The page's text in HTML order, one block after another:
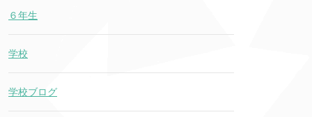
６年生
学校
学校ブログ